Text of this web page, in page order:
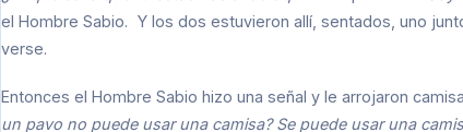
el Hombre Sabio. Y los dos estuvieron allí, sentados, uno
verse.
Entonces el Hombre Sabio hizo una señal y le arrojaron
un pavo no puede usar una camisa? Se puede usar una